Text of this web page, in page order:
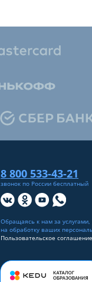
8 800 533-43-21
звонок по России бесплатный
Обращаясь к нам за услугами,
на обработку ваших
Пользовательское